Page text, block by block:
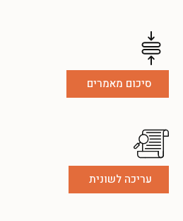
סיכום מאמרים
עריכה לשונית